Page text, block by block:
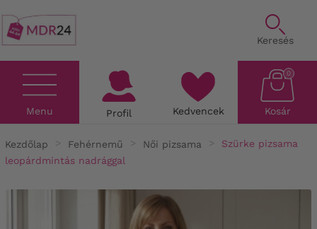
Keresés
Menu Profil Kedvencek Kosár
0
Kezdőlap Fehérnemű Női pizsama
Szürke pizsama
leopárdmintás nadrággal